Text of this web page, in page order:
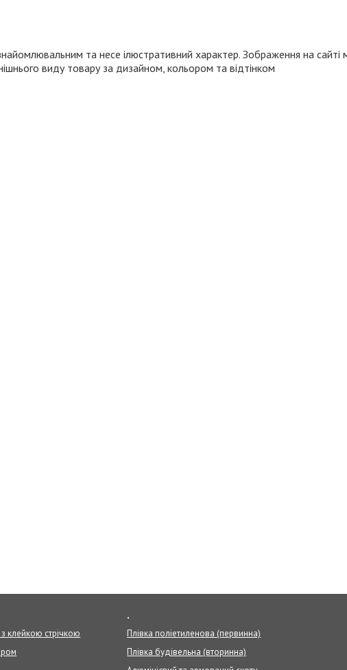
та несе ілюстративний характер. Зображення на сайті
виду товару за дизайном, кольором та відтінком
клейкою стрічкою
.
Плівка поліетиленова (первинна)
Плівка будівельна (вторинна)